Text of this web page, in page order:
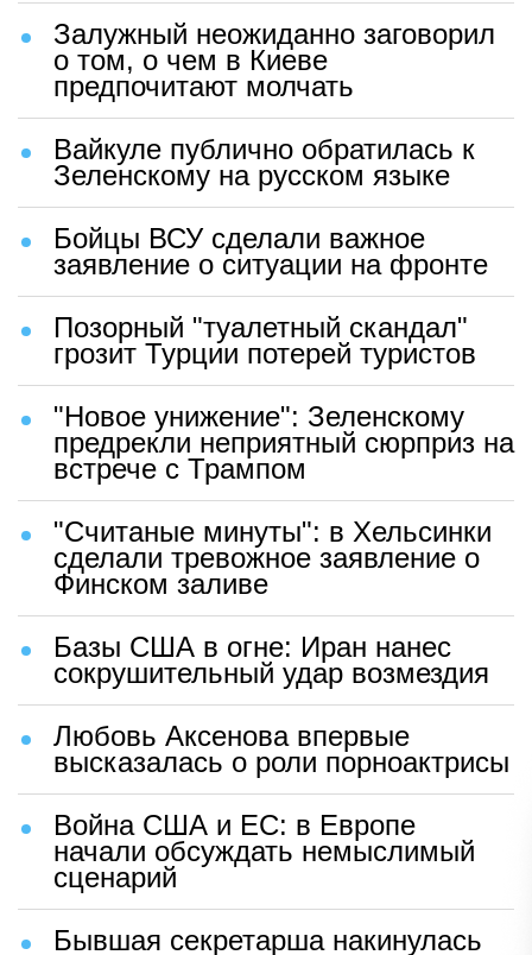
Залужный неожиданно заговорил
о том, о чем в Киеве
предпочитают молчать
Вайкуле публично обратилась к
Зеленскому на русском языке
Бойцы ВСУ сделали важное
заявление о ситуации на фронте
Позорный "туалетный скандал"
грозит Турции потерей туристов
"Новое унижение": Зеленскому
предрекли неприятный сюрприз на
встрече с Трампом
"Считаные минуты": в Хельсинки
сделали тревожное заявление о
Финском заливе
Базы США в огне: Иран нанес
сокрушительный удар возмездия
Любовь Аксенова впервые
высказалась о роли порноактрисы
Война США и ЕС: в Европе
начали обсуждать немыслимый
сценарий
Бывшая секретарша накинулась